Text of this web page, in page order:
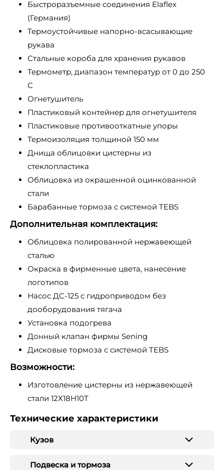
Быстроразъемные соединения Elaflex
(Германия)
Термоустойчивые напорно-всасывающие
рукава
Стальные короба для хранения рукавов
Термометр, диапазон температур от 0 до 250
С
Огнетушитель
Пластиковый контейнер для огнетушителя
Пластиковые противооткатные упоры
Термоизоляция толщиной 150 мм
Днища облицовки цистерны из
стеклопластика
Облицовка из окрашенной оцинкованной
стали
Барабанные тормоза с системой TEBS
Дополнительная комплектация:
Облицовка полированной нержавеющей
сталью
Окраска в фирменные цвета, нанесение
логотипов
Насос ДС-125 с гидроприводом без
дооборудования тягача
Установка подогрева
Донный клапан фирмы Sening
Дисковые тормоза с системой TEBS
Возможности:
Изготовление цистерны из нержавеющей
стали 12Х18Н10Т
Технические характеристики
Кузов
Подвеска и тормоза